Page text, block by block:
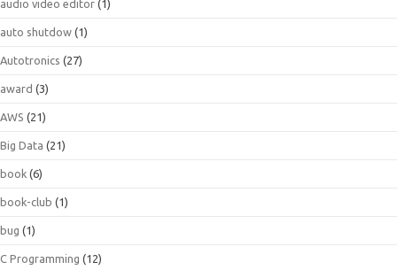
audio video editor (1)
auto shutdow (1)
Autotronics (27)
award (3)
AWS (21)
Big Data (21)
book (6)
book-club (1)
bug (1)
C Programming (12)